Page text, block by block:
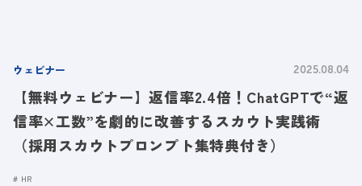
ウェビナー 2025.08.04
【無料ウェビナー】返信率2.4倍！ChatGPTで“返
信率×工数”を劇的に改善するスカウト実践術
（採用スカウトプロンプト集特典付き）
HR